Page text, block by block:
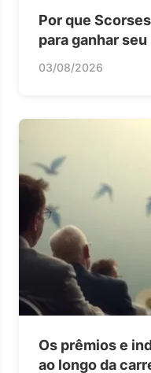
Por que
para ganhar
03/08/2026
Os prêmios e
ao longo da